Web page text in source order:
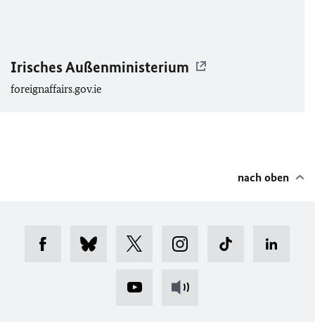
Irisches Außenministerium
foreignaffairs.gov.ie
nach oben